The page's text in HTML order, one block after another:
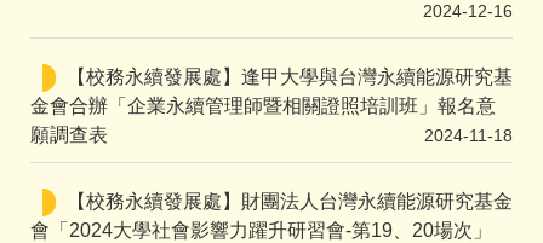
2024-12-16
【校務永續發展處】逢甲大學與台灣永續能源研究基
金會合辦「企業永續管理師暨相關證照培訓班」報名意
願調查表
2024-11-18
【校務永續發展處】財團法人台灣永續能源研究基金
會「2024大學社會影響力躍升研習會-第19、20場次」